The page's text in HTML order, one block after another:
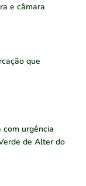
e câmara
que
com urgência
de Alter do